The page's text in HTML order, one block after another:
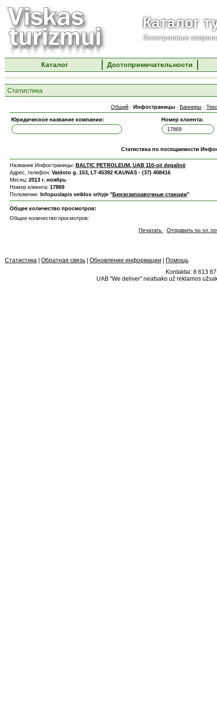
Каталог
Электронные
Каталог Достопримечательности
Статистика
Общий · Инфостраницы · Баннеры ·
Юридическое название компании: Номер клиента:
Статистика по посещаемости
Название Инфостраницы: BALTIC PETROLEUM, UAB 110-oji degalinė
Адрес, телефон: Vaidoto g. 153, LT-45392 KAUNAS - (37) 408416
Месяц: 2013 г. ноябрь
Номер клиента: 17869
Положение: Infopuslapis veiklos srityje "Бензозаправочные станции"
Общее количество просмотров:
Общее количество просмотров:
Печатать · Отправить по эл.
Статистика Обратная связь Обновление информации
Помощь
Kontaktai: 8 613
UAB "We deliver" neatsako už reklamos